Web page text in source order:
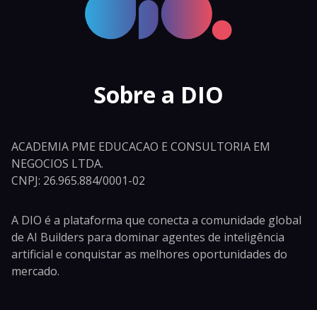
Sobre a DIO
ACADEMIA PME EDUCACAO E CONSULTORIA EM
NEGOCIOS LTDA.
CNPJ: 26.965.884/0001-02
A DIO é a plataforma que conecta a comunidade global
de AI Builders para dominar agentes de inteligência
artificial e conquistar as melhores oportunidades do
mercado.